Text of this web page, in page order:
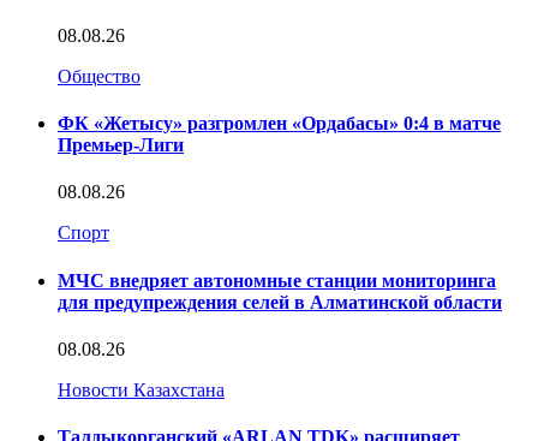
08.08.26
Общество
ФК «Жетысу» разгромлен «Ордабасы» 0:4 в матче
Премьер-Лиги
08.08.26
Спорт
МЧС внедряет автономные станции мониторинга
для предупреждения селей в Алматинской области
08.08.26
Новости Казахстана
Талдыкорганский «ARLAN TDK» расширяет